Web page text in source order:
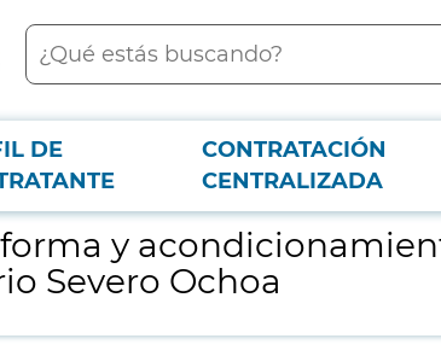
Buscar
DE
CONTRATACIÓN
CENTRALIZADA
de la CMA y bloque quirúrgico en el Hospital
y
Severo Ochoa